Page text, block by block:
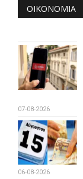
ΟΙΚΟΝΟΜΊΑ
07-08-2026
06-08-2026